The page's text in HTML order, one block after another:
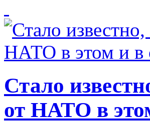
Стало
от НАТО в